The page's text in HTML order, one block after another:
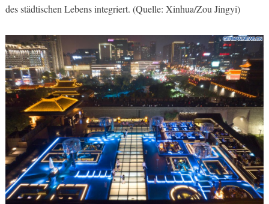
des städtischen Lebens integriert. (Quelle: Xinhua/Zou Jingyi)